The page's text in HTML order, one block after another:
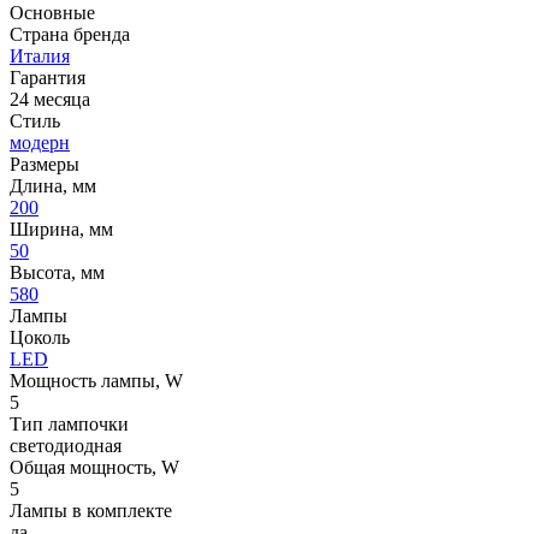
Основные
Страна бренда
Италия
Гарантия
24 месяца
Стиль
модерн
Размеры
Длина, мм
200
Ширина, мм
50
Высота, мм
580
Лампы
Цоколь
LED
Мощность лампы, W
5
Тип лампочки
светодиодная
Общая мощность, W
5
Лампы в комплекте